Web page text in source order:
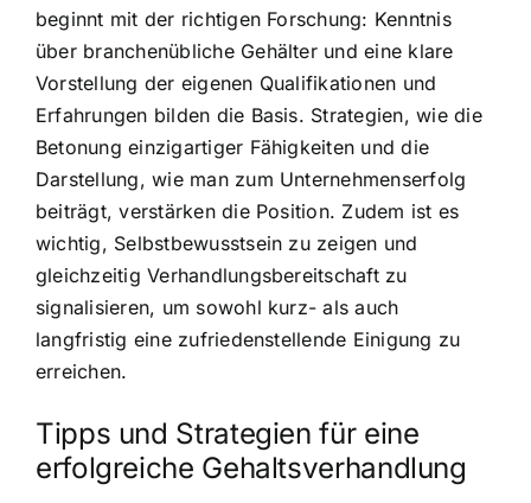
beginnt mit der richtigen Forschung: Kenntnis
über branchenübliche Gehälter und eine klare
Vorstellung der eigenen Qualifikationen und
Erfahrungen bilden die Basis. Strategien, wie die
Betonung einzigartiger Fähigkeiten und die
Darstellung, wie man zum Unternehmenserfolg
beiträgt, verstärken die Position. Zudem ist es
wichtig, Selbstbewusstsein zu zeigen und
gleichzeitig Verhandlungsbereitschaft zu
signalisieren, um sowohl kurz- als auch
langfristig eine zufriedenstellende Einigung zu
erreichen.
Tipps und Strategien für eine
erfolgreiche Gehaltsverhandlung